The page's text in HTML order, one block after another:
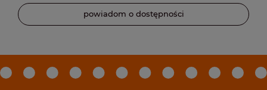
powiadom o dostępności